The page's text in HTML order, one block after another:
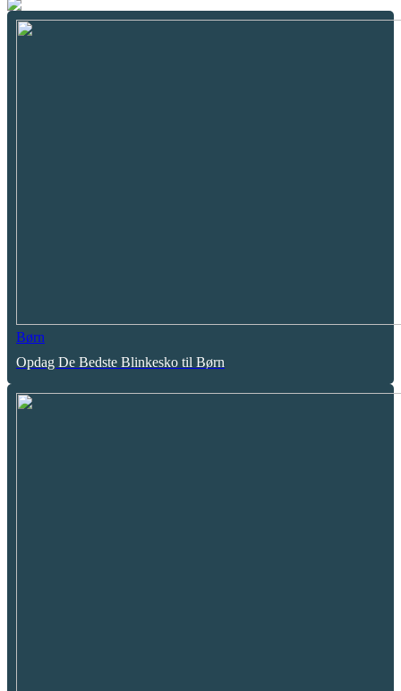
Børn
Opdag De Bedste Blinkesko til Børn